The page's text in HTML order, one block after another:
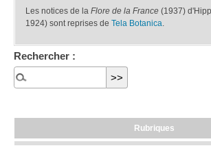
Les notices de laFlore de la France (1937)
1924) sont reprises deTela Botanica
Rechercher :
Rubriques